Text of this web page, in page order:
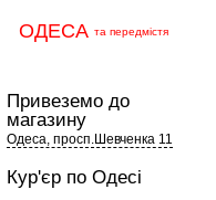
ОДЕСА та передмістя
Привеземо до
магазину
Одеса, просп.Шевченка 11
Кур'єр по Одесі